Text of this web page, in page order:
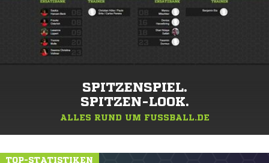
SPITZENSPIEL.
SPITZEN-LOOK.
ALLES RUND UM FUSSBALL.DE
TOP-STATISTIKEN